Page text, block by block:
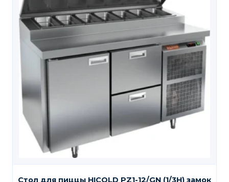
Стол для пиццы HICOLD PZ1-12/GN (1/3H) замок